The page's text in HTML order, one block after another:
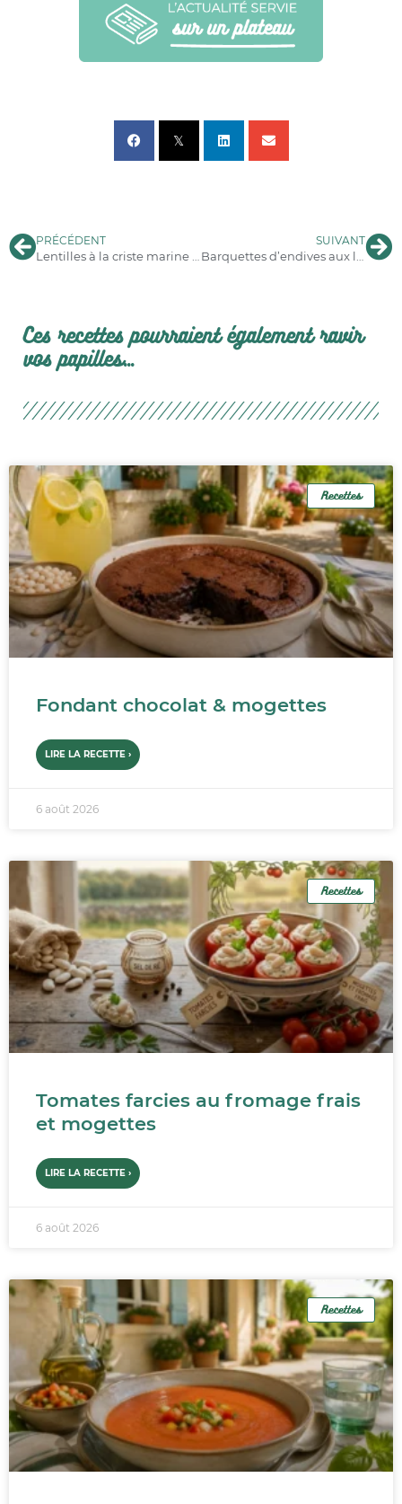
PRÉCÉDENT SUIVANT
Ces recettes pourraient également ravir
vos papilles...
Recettes
Fondant chocolat & mogettes
LIRE LA RECETTE ›
6 août 2026
Recettes
Tomates farcies au fromage frais
et mogettes
LIRE LA RECETTE ›
6 août 2026
Recettes